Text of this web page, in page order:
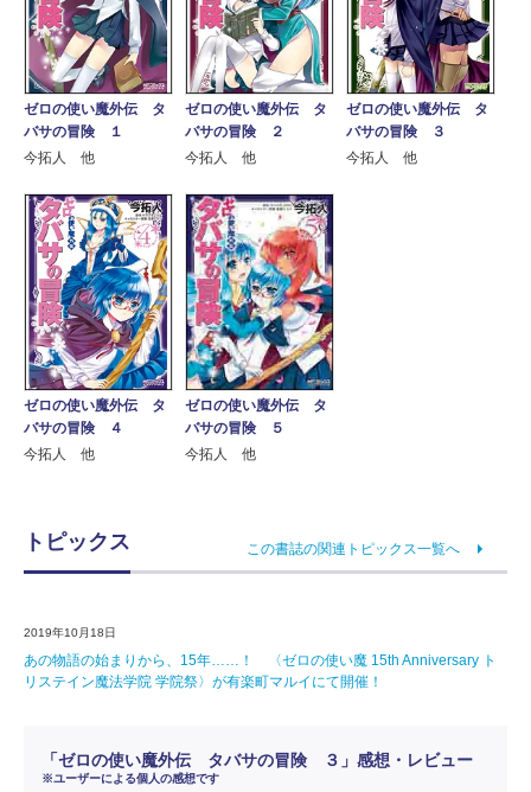
ゼロの使い魔外伝 タ
バサの冒険 １
今拓人 他
ゼロの使い魔外伝 タ
バサの冒険 ２
今拓人 他
ゼロの使い魔外伝 タ
バサの冒険 ３
今拓人 他
ゼロの使い魔外伝 タ
バサの冒険 ４
今拓人 他
ゼロの使い魔外伝 タ
バサの冒険 ５
今拓人 他
トピックス この書誌の関連トピックス一覧へ
2019年10月18日
あの物語の始まりから、15年……！ 〈ゼロの使い魔 15th Anniversary ト
リステイン魔法学院 学院祭〉が有楽町マルイにて開催！
「ゼロの使い魔外伝 タバサの冒険 ３」感想・レビュー
※ユーザーによる個人の感想です